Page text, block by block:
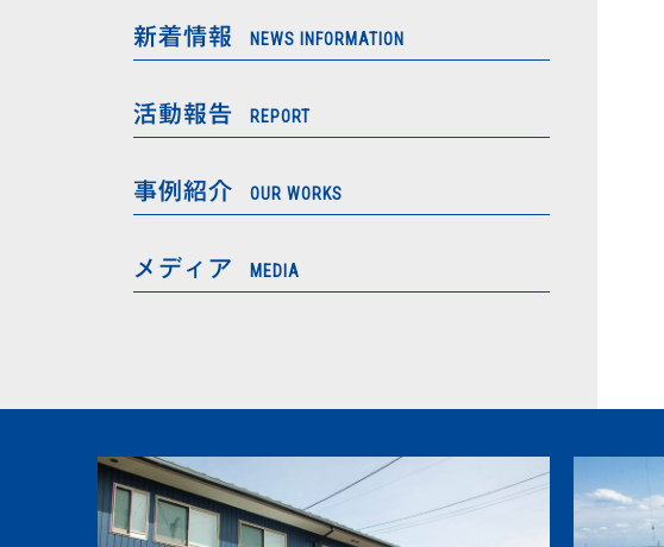
新着情報 NEWS INFORMATION
活動報告 REPORT
事例紹介 OUR WORKS
メディア MEDIA